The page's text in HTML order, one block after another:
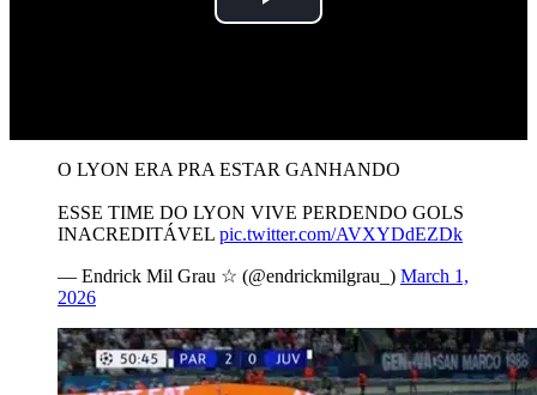
Play
O LYON ERA PRA ESTAR GANHANDO
ESSE TIME DO LYON VIVE PERDENDO GOLS
INACREDITÁVEL pic.twitter.com/AVXYDdEZDk
— Endrick Mil Grau ☆ (@endrickmilgrau_) March 1,
2026